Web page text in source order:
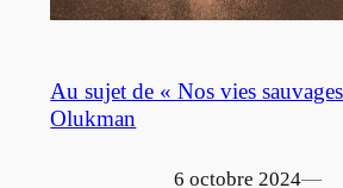
Au sujet de « Nos vies
Olukman
6 octobre 2024—